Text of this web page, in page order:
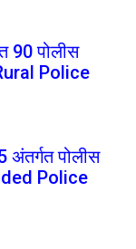
90 पोलीस
Police
अंतर्गत पोलीस
Police